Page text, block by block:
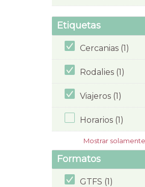
Etiquetas
Cercanias (1)
Rodalies (1)
Viajeros (1)
Horarios (1)
Mostrar
Formatos
GTFS (1)